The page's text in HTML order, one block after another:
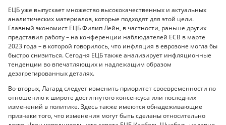
ЕЦБ уже выпускает множество высококачественных и актуальных
аналитических материалов, которые подходят для этой цели.
Главный экономист ЕЦБ Филип Лейн, в частности, раньше других
представил работу – на конференции наблюдателей ECB в марте
2023 года – в которой говорилось, что инфляция в еврозоне могла бы
быстро снизиться. Сегодня ЕЦБ также анализирует инфляционные
тенденции во впечатляющих и надлежащим образом
дезагрегированных деталях.
Во-вторых, Лагард следует изменить приоритет своевременности по
отношению к широте достигнутого консенсуса или последних
изменений в политике. Здесь также имеются обнадеживающие
признаки того, что изменения могут быть сделаны относительно